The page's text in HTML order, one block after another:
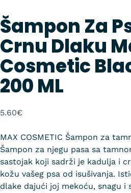
Šampon Za
Crnu Dlaku
Cosmetic
200 ML
5.60€
MAX COSMETIC Šampon za
Šampon za njegu pasa sa
sastojak koji sadrži je kadulja i
kožu vašeg psa od isušivanja.
dlake dajući joj mekoću, snagu i